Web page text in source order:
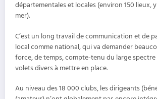
départementales et locales (environ 150 lieux,
mer).
C’est un long travail de communication et de
local comme national, qui va demander
force, de temps, compte-tenu du large
volets divers à mettre en place.
Au niveau des 18 000 clubs, les dirigeants